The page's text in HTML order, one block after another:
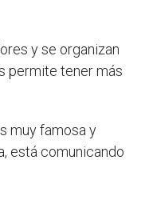
y se organizan
permite tener más
muy famosa y
está comunicando